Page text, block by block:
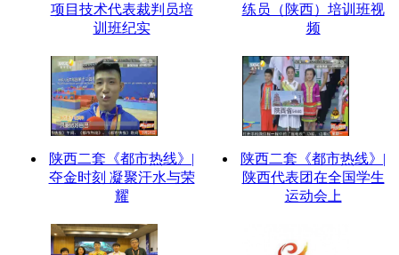
项目技术代表裁判员培
训班纪实
练员（陕西）培训班视
频
陕西二套《都市热线》|
夺金时刻 凝聚汗水与荣
耀
陕西二套《都市热线》|
陕西代表团在全国学生
运动会上